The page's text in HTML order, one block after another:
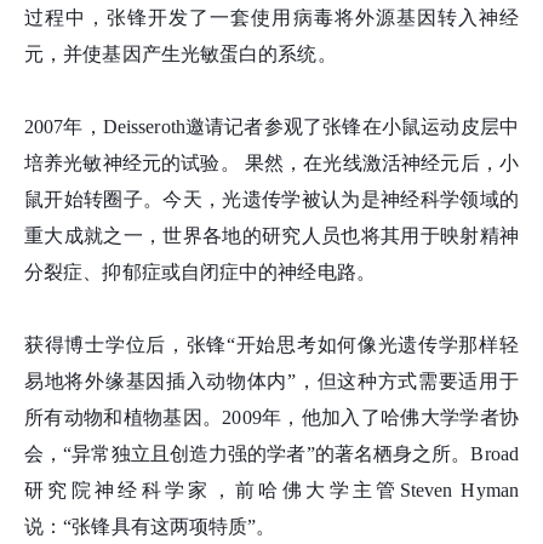
过程中，张锋开发了一套使用病毒将外源基因转入神经
元，并使基因产生光敏蛋白的系统。
2007年，Deisseroth邀请记者参观了张锋在小鼠运动皮层中
培养光敏神经元的试验。 果然，在光线激活神经元后，小
鼠开始转圈子。今天，光遗传学被认为是神经科学领域的
重大成就之一，世界各地的研究人员也将其用于映射精神
分裂症、抑郁症或自闭症中的神经电路。
获得博士学位后，张锋“开始思考如何像光遗传学那样轻
易地将外缘基因插入动物体内”，但这种方式需要适用于
所有动物和植物基因。2009年，他加入了哈佛大学学者协
会，“异常独立且创造力强的学者”的著名栖身之所。Broad
研究院神经科学家，前哈佛大学主管Steven Hyman
说：“张锋具有这两项特质”。